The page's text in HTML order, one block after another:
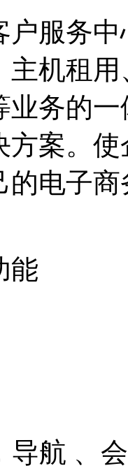
户服务
主机租
业务的
方案。
的电子
能
导航 、